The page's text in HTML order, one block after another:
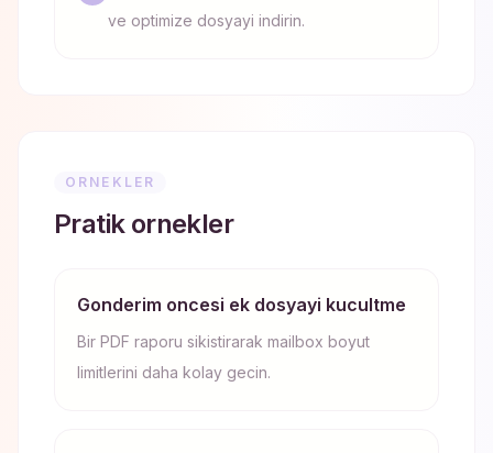
ve optimize dosyayi indirin.
ORNEKLER
Pratik ornekler
Gonderim oncesi ek dosyayi kucultme
Bir PDF raporu sikistirarak mailbox boyut
limitlerini daha kolay gecin.